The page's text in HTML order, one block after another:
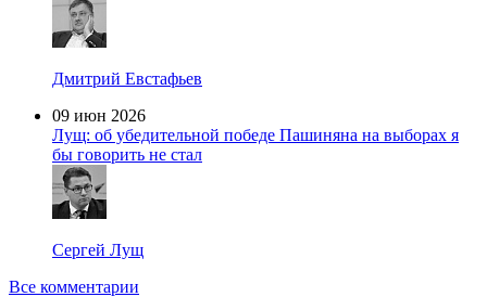
Дмитрий Евстафьев
09 июн 2026
Лущ: об убедительной победе Пашиняна на выборах я
бы говорить не стал
Сергей Лущ
Все комментарии